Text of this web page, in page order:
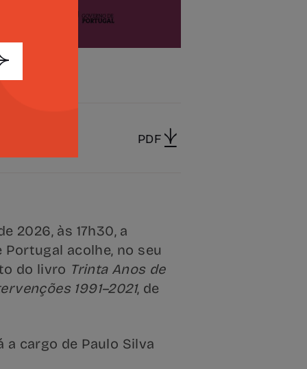
PDF
2026, às 17h30, a
acolhe, no seu
do livro Trinta Anos de
1991–2021, de
a cargo de Paulo Silva